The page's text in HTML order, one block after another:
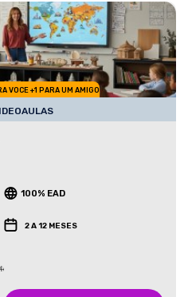
VOCE +1 PARA UM AMIGO
100% EAD
2 A 12 MESES